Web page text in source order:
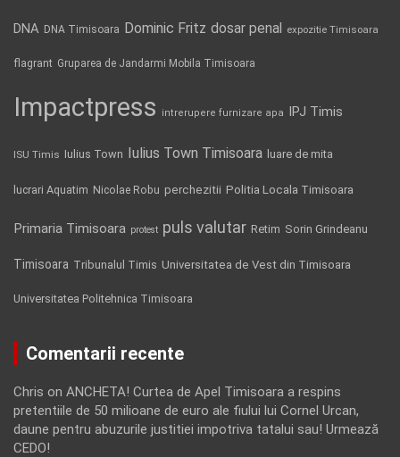
DNA DNA Timisoara Dominic Fritz dosar penal expozitie Timisoara
flagrant Gruparea de Jandarmi Mobila Timisoara
Impactpress intrerupere furnizare apa IPJ Timis
ISU Timis Iulius Town Iulius Town Timisoara luare de mita
lucrari Aquatim Nicolae Robu perchezitii Politia Locala Timisoara
Primaria Timisoara protest puls valutar Retim Sorin Grindeanu
Timisoara Tribunalul Timis Universitatea de Vest din Timisoara
Universitatea Politehnica Timisoara
Comentarii recente
Chris on ANCHETA! Curtea de Apel Timisoara a respins
pretentiile de 50 milioane de euro ale fiului lui Cornel Urcan,
daune pentru abuzurile justitiei impotriva tatalui sau! Urmează
CEDO!